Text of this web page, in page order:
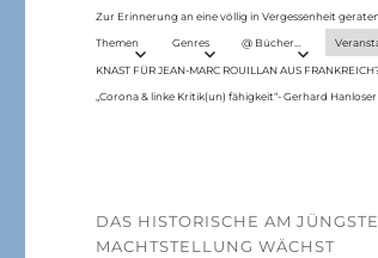
Zur Erinnerung an eine völlig in Vergessenheit
Themen Genres @ Bücher…
KNAST FÜR JEAN-MARC ROUILLAN AUS
„Corona & linke Kritik(un) fähigkeit“- Gerhard
DAS HISTORISCHE AM
MACHTSTELLUNG WÄCHST